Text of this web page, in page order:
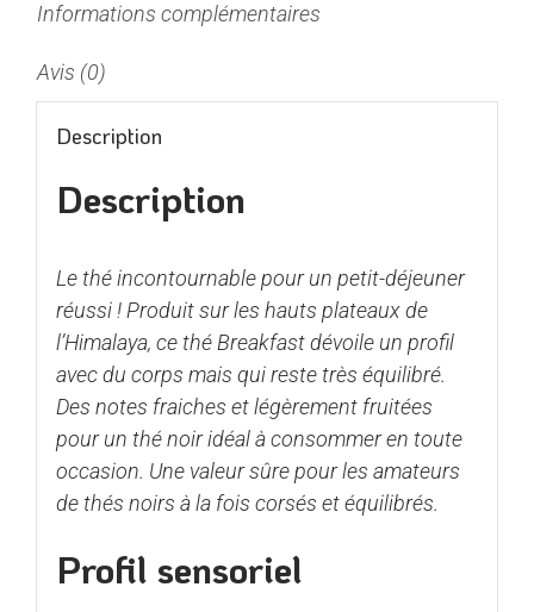
Informations complémentaires
Avis (0)
Description
Description
Le thé incontournable pour un petit-déjeuner
réussi ! Produit sur les hauts plateaux de
l’Himalaya, ce thé Breakfast dévoile un profil
avec du corps mais qui reste très équilibré.
Des notes fraiches et légèrement fruitées
pour un thé noir idéal à consommer en toute
occasion. Une valeur sûre pour les amateurs
de thés noirs à la fois corsés et équilibrés.
Profil sensoriel